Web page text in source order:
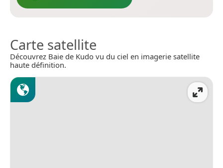
Carte satellite
Découvrez Baie de Kudo vu du ciel en imagerie satellite
haute définition.